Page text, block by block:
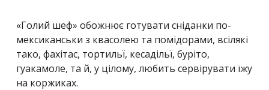
«Голий шеф» обожнює готувати сніданки по-
мексиканськи з квасолею та помідорами, всілякі
тако, фахітас, тортильї, кесадільї, буріто,
гуакамоле, та й, у цілому, любить сервірувати їжу
на коржиках.